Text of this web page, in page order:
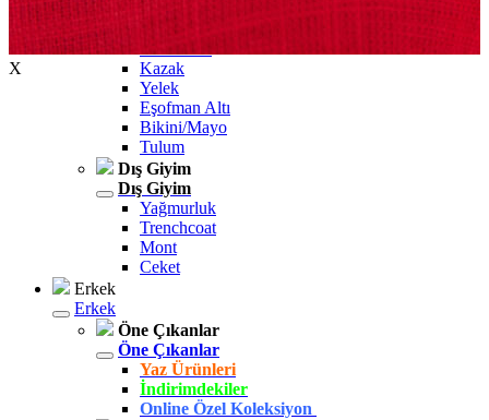
Sweatshirt
Kazak
Yelek
Eşofman Altı
Bikini/Mayo
Tulum
Dış Giyim
Dış Giyim
Yağmurluk
Trenchcoat
Mont
Ceket
Erkek
Erkek
Öne Çıkanlar
Öne Çıkanlar
Yaz Ürünleri
İndirimdekiler
Online Özel Koleksiyon
X